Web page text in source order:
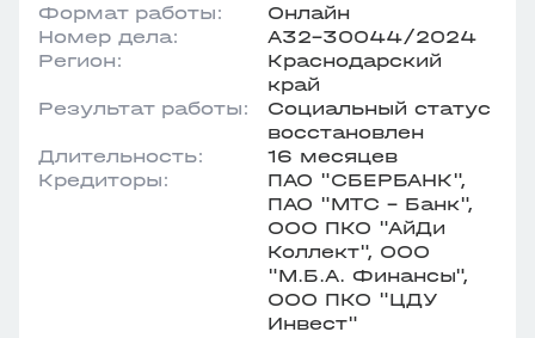
Формат работы:
Онлайн
Номер дела:
А32-30044/2024
Регион:
Краснодарский
край
Результат работы:
Социальный статус
восстановлен
Длительность:
16 месяцев
Кредиторы:
ПАО "СБЕРБАНК",
ПАО "МТС - Банк",
ООО ПКО "АйДи
Коллект", ООО
"М.Б.А. Финансы",
ООО ПКО "ЦДУ
Инвест"